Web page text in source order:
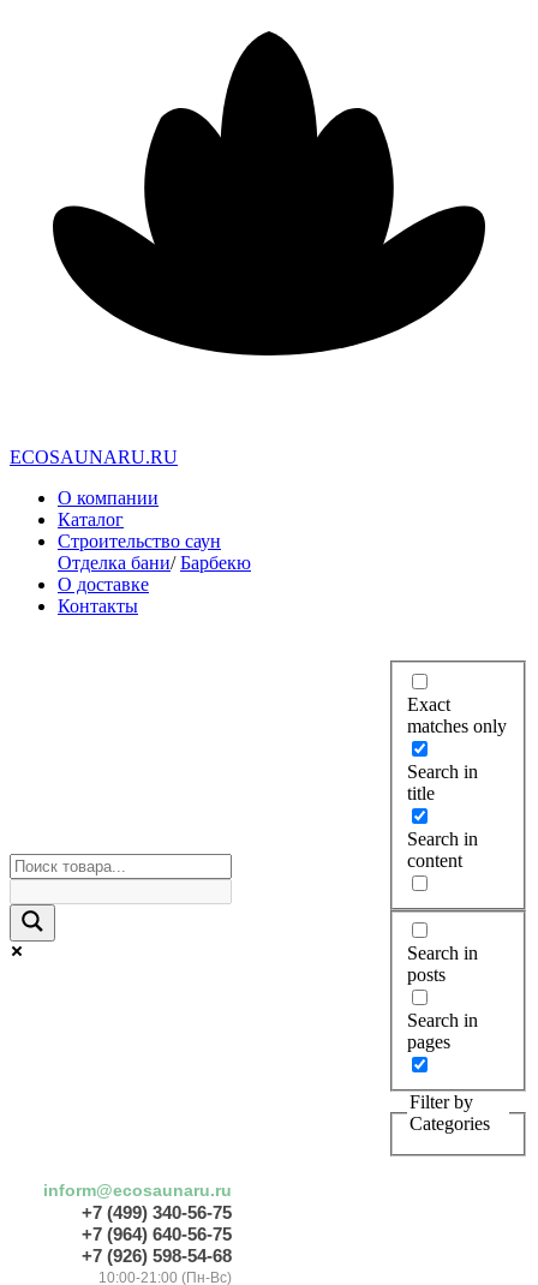
ECOSAUNARU.RU
О компании
Каталог
Строительство саун
Отделка бани/Барбекю
О доставке
Контакты
Exact
matches only
Search in
title
Search in
content
Search in
posts
Search in
pages
Filter by
Categories
inform@ecosaunaru.ru
+7 (499) 340-56-75
+7 (964) 640-56-75
+7 (926) 598-54-68
10:00-21:00 (Пн-Вс)